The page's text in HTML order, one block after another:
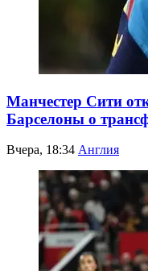
Манчестер Сити
Барселоны о
Вчера, 18:34 Англия